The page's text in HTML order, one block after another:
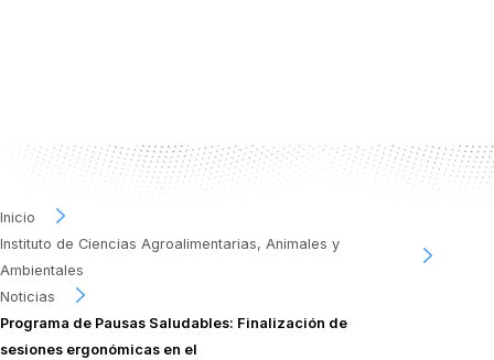
Inicio
Instituto de Ciencias Agroalimentarias, Animales y
Ambientales
Noticias
Programa de Pausas Saludables: Finalización de
sesiones ergonómicas en el